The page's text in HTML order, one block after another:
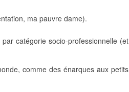
ma pauvre dame).
catégorie socio-professionnelle (et
comme des énarques aux petits